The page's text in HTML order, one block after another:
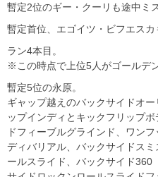
暫定2位のギー・クーリも途中ミ
暫定首位、エゴイツ・ビフエスカ
ラン4本目。
※この時点で上位5人がゴールデ
暫定5位の永原。
ギャップ越えのバックサイドオ
ップインディとキックフリップ
ドフィーブルグラインド、ワン
ディバリアル、バックサイドス
ールスライド、バックサイド360